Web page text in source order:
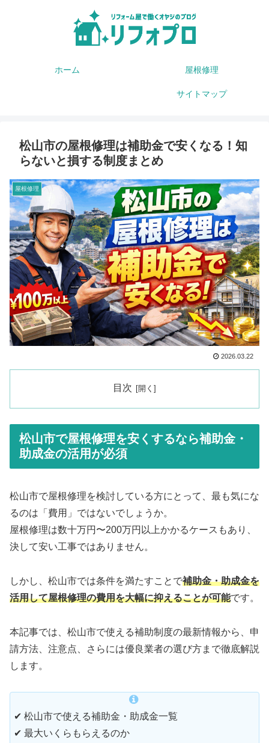
ホーム 屋根修理
サイトマップ
松山市の屋根修理は補助金で安くなる！知
らないと損する制度まとめ
屋根修理
2026.03.22
目次
松山市で屋根修理を安くするなら補助金・
助成金の活用が必須
松山市で屋根修理を検討している方にとって、最も気にな
るのは「費用」ではないでしょうか。
屋根修理は数十万円〜200万円以上かかるケースもあり、
決して安い工事ではありません。
しかし、松山市では条件を満たすことで補助金・助成金を
活用して屋根修理の費用を大幅に抑えることが可能です。
本記事では、松山市で使える補助制度の最新情報から、申
請方法、注意点、さらには優良業者の選び方まで徹底解説
します。
✔ 松山市で使える補助金・助成金一覧
✔ 最大いくらもらえるのか